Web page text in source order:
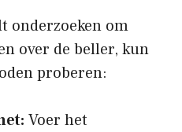
onderzoeken om
over de beller, kun
proberen:
Voer het